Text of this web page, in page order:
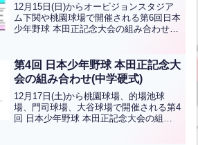
12月15日(日)からオービジョンスタジア
ム下関や桃園球場で開催される第6回日本
少年野球 本田正記念大会の組み合わせで
第4回 日本少年野球 本田正記念大
会の組み合わせ(中学硬式)
12月17日(土)から桃園球場、的場池球
場、門司球場、大谷球場で開催される第4
回 日本少年野球 本田正記念大会の組み